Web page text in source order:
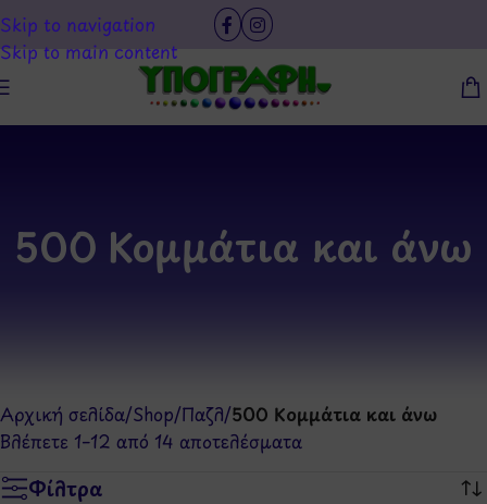
Skip to navigation
Skip to main content
500 Κομμάτια και άνω
Αρχική σελίδα/Shop/Παζλ/500 Κομμάτια και άνω
Βλέπετε 1–12 από 14 αποτελέσματα
Φίλτρα